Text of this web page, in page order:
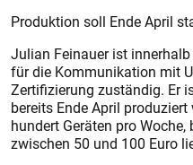
Produktion soll Ende April
Julian Feinauer ist
für die Kommunikation mit
Zertifizierung zuständig. Er
bereits Ende April
hundert Geräten pro
zwischen 50 und 100 Euro